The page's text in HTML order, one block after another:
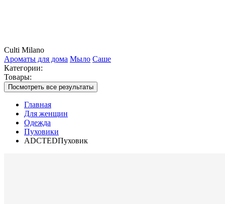
Culti Milano
Ароматы для дома Мыло Саше
Категории:
Товары:
Посмотреть все результаты
Главная
Для женщин
Одежда
Пуховики
ADCTEDПуховик